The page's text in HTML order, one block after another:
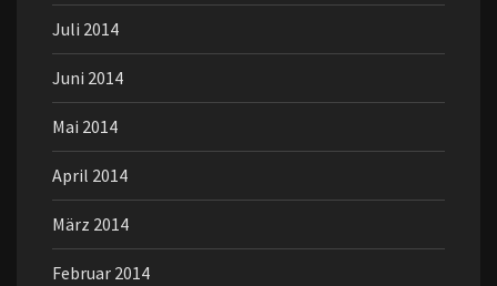
Juli 2014
Juni 2014
Mai 2014
April 2014
März 2014
Februar 2014